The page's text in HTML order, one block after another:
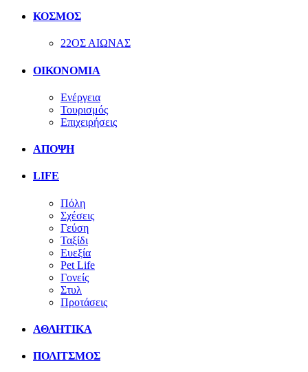
ΚΟΣΜΟΣ
22ΟΣ ΑΙΩΝΑΣ
ΟΙΚΟΝΟΜΙΑ
Ενέργεια
Τουρισμός
Επιχειρήσεις
ΑΠΟΨΗ
LIFE
Πόλη
Σχέσεις
Γεύση
Ταξίδι
Ευεξία
Pet Life
Γονείς
Στυλ
Προτάσεις
ΑΘΛΗΤΙΚΑ
ΠΟΛΙΤΣΜΟΣ